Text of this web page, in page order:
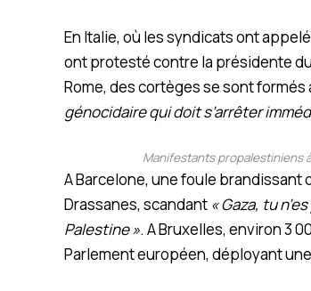
En Italie, où les syndicats ont
ont protesté contre la présidente
Rome, des cortèges se sont
génocidaire qui doit s’arrêter
Manifestants propalestiniens
A Barcelone, une foule
Drassanes, scandant « Gaza, tu
Palestine ». A Bruxelles, environ 3
Parlement européen, déployant